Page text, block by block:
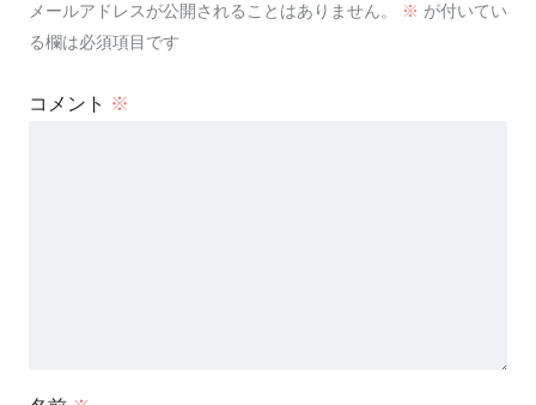
メールアドレスが公開されることはありません。 ※ が付いてい
る欄は必須項目です
コメント ※